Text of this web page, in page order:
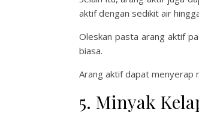
aktif dengan sedikit air
Oleskan pasta arang aktif
biasa.
Arang aktif dapat menyerap
5. Minyak